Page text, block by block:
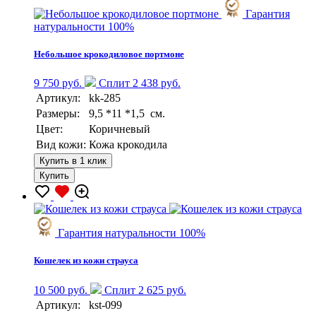
Гарантия
натуральности 100%
Небольшое крокодиловое портмоне
9 750 руб.
Сплит 2 438 руб.
Артикул:
kk-285
Размеры:
9,5 *11 *1,5 см.
Цвет:
Коричневый
Вид кожи: Кожа крокодила
Купить в 1 клик
Купить
Гарантия натуральности 100%
Кошелек из кожи страуса
10 500 руб.
Сплит 2 625 руб.
Артикул:
kst-099